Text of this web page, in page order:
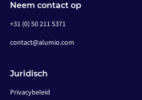
Neem contact op
+31 (0) 50 211 5371
contact@alumio.com
Juridisch
Privacybeleid